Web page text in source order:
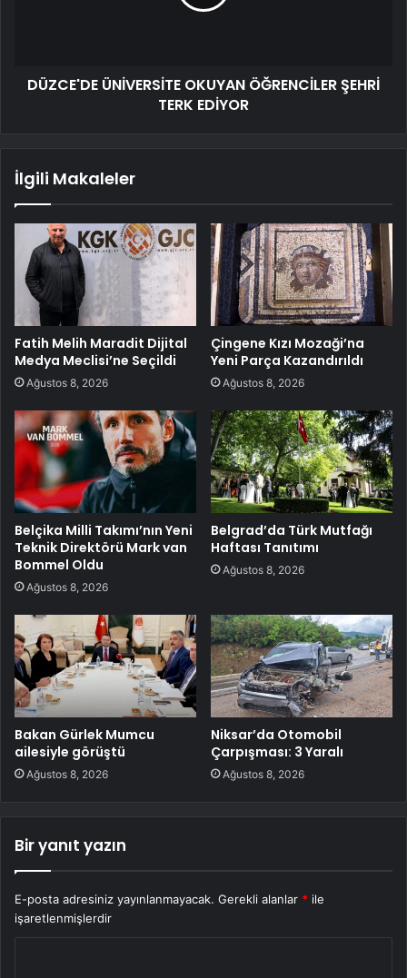
DÜZCE'DE ÜNİVERSİTE OKUYAN ÖĞRENCİLER ŞEHRİ
TERK EDİYOR
İlgili Makaleler
Fatih Melih Maradit Dijital
Medya Meclisi’ne Seçildi
Ağustos 8, 2026
Çingene Kızı Mozaği’na
Yeni Parça Kazandırıldı
Ağustos 8, 2026
Belçika Milli Takımı’nın Yeni
Teknik Direktörü Mark van
Bommel Oldu
Ağustos 8, 2026
Belgrad’da Türk Mutfağı
Haftası Tanıtımı
Ağustos 8, 2026
Bakan Gürlek Mumcu
ailesiyle görüştü
Ağustos 8, 2026
Niksar’da Otomobil
Çarpışması: 3 Yaralı
Ağustos 8, 2026
Bir yanıt yazın
E-posta adresiniz yayınlanmayacak. Gerekli alanlar * ile
işaretlenmişlerdir